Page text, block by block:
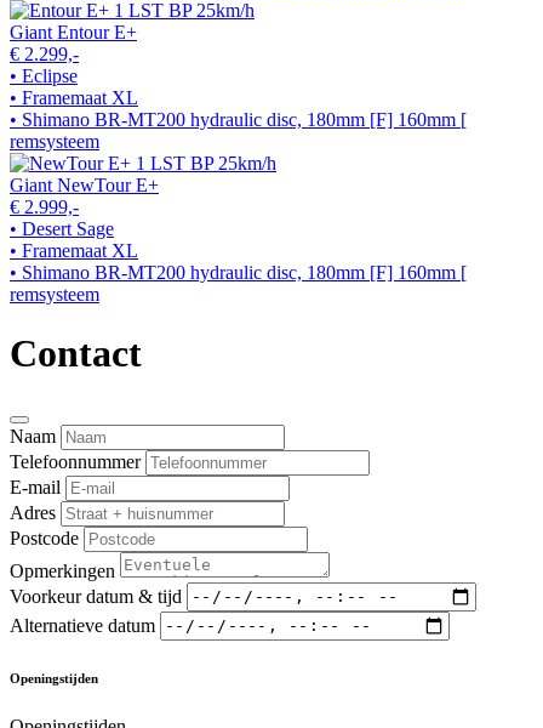
Giant Entour E+
€ 2.299,-
• Eclipse
• Framemaat XL
• Shimano BR-MT200 hydraulic disc, 180mm [F] 160mm [
remsysteem
Giant NewTour E+
€ 2.999,-
• Desert Sage
• Framemaat XL
• Shimano BR-MT200 hydraulic disc, 180mm [F] 160mm [
remsysteem
Contact
Naam
Telefoonnummer
E-mail
Adres
Postcode
Opmerkingen
Voorkeur datum & tijd
Alternatieve datum
Openingstijden